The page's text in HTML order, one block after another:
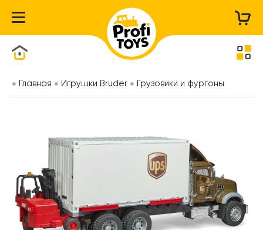
Главная Игрушки Bruder Грузовики и фургоны
Каталог товаров